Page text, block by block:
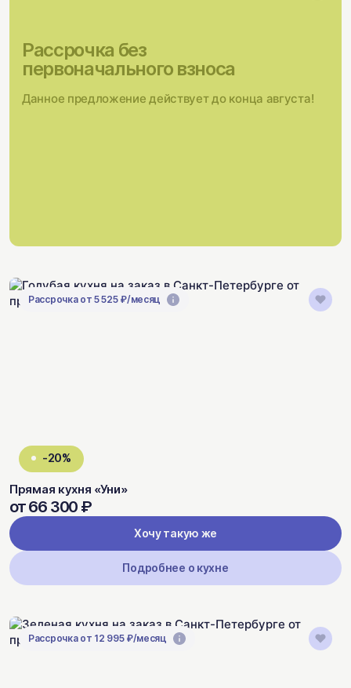
Рассрочка без
первоначального взноса
Данное предложение действует до конца августа!
Рассрочка от 5 525 ₽/месяц
-20%
Прямая кухня «Уни»
от 66 300 ₽
Хочу такую же
Подробнее о кухне
Рассрочка от 12 995 ₽/месяц